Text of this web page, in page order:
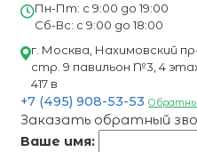
Пн-Пт: с 9:00 до 19:00
Сб-Вс: с 9:00 до 18:00
г. Москва, Нахимовский
стр. 9 павильон №3, 4
417 в
+7 (495) 908-53-53
Заказать обратный
Ваше имя: